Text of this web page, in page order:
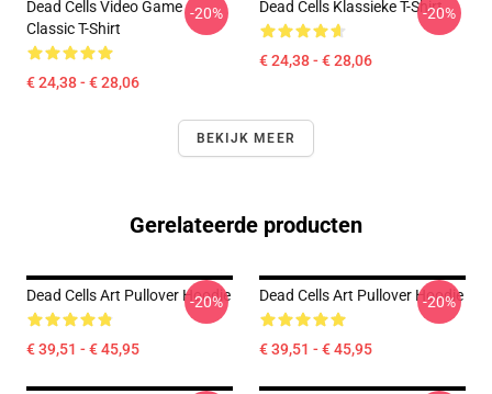
Dead Cells Video Game
Classic T-Shirt
€ 24,38 - € 28,06
-20% Dead Cells Klassieke T-Shirt
€ 24,38 - € 28,06
-20%
BEKIJK MEER
Gerelateerde producten
Dead Cells Art Pullover Hoodie
€ 39,51 - € 45,95
-20% Dead Cells Art Pullover Hoodie
€ 39,51 - € 45,95
-20%